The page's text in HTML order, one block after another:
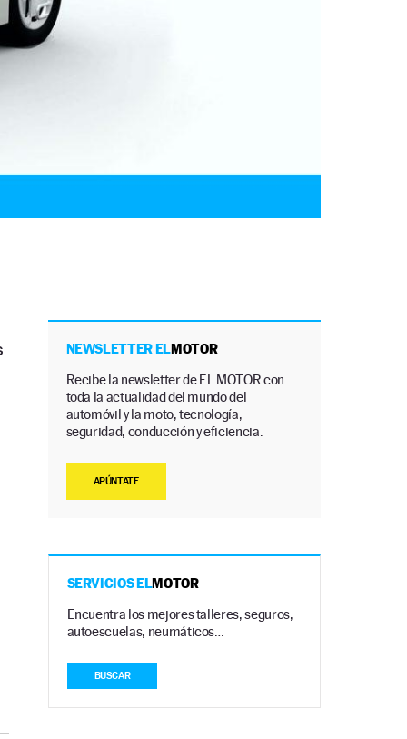
NEWSLETTER ELMOTOR
Recibe la newsletter de EL MOTOR con
toda la actualidad del mundo del
automóvil y la moto, tecnología,
seguridad, conducción y eficiencia.
APÚNTATE
SERVICIOS ELMOTOR
Encuentra los mejores talleres, seguros,
autoescuelas, neumáticos…
BUSCAR